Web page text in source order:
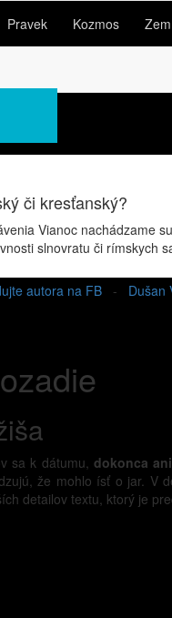
Pravek Kozmos Zem
či kresťanský?
Vianoc nachádzame
slnovratu či rímskych
autora na FB - Dušan
sa k dátumu,dokonca
že mohlo ísť o jar. V
detailov textu, ktorý je